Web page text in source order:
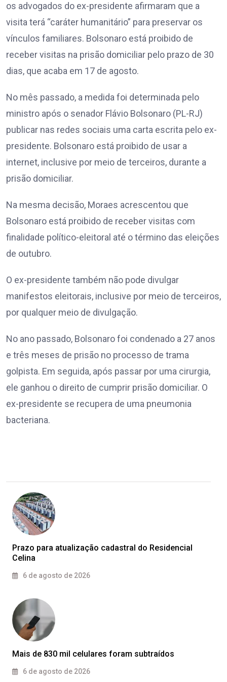
os advogados do ex-presidente afirmaram que a
visita terá “caráter humanitário” para preservar os
vínculos familiares. Bolsonaro está proibido de
receber visitas na prisão domiciliar pelo prazo de 30
dias, que acaba em 17 de agosto.
No mês passado, a medida foi determinada pelo
ministro após o senador Flávio Bolsonaro (PL-RJ)
publicar nas redes sociais uma carta escrita pelo ex-
presidente. Bolsonaro está proibido de usar a
internet, inclusive por meio de terceiros, durante a
prisão domiciliar.
Na mesma decisão, Moraes acrescentou que
Bolsonaro está proibido de receber visitas com
finalidade político-eleitoral até o término das eleições
de outubro.
O ex-presidente também não pode divulgar
manifestos eleitorais, inclusive por meio de terceiros,
por qualquer meio de divulgação.
No ano passado, Bolsonaro foi condenado a 27 anos
e três meses de prisão no processo de trama
golpista. Em seguida, após passar por uma cirurgia,
ele ganhou o direito de cumprir prisão domiciliar. O
ex-presidente se recupera de uma pneumonia
bacteriana.
Prazo para atualização cadastral do Residencial
Celina
6 de agosto de 2026
Mais de 830 mil celulares foram subtraídos
6 de agosto de 2026